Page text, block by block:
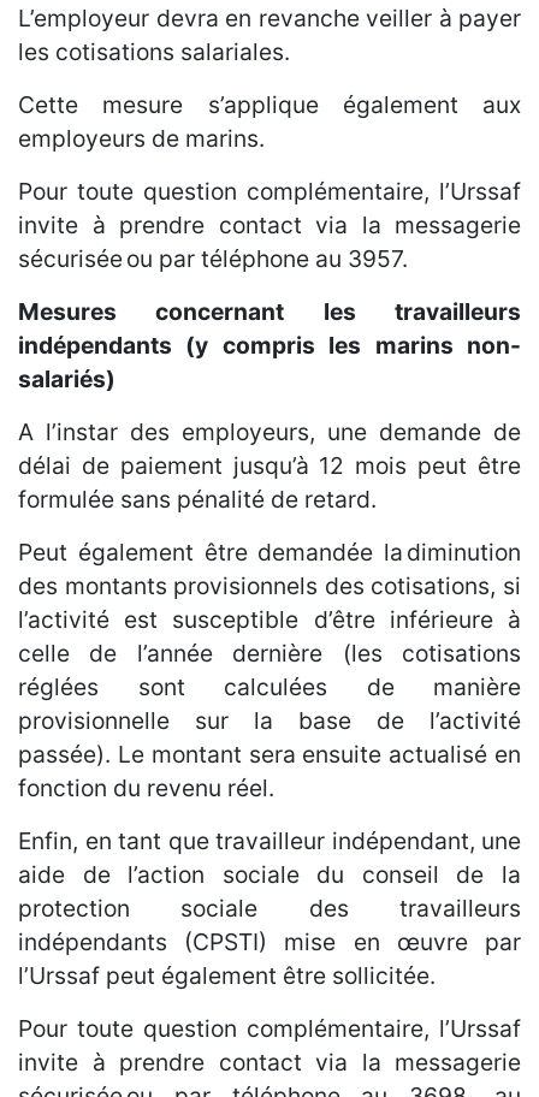
L’employeur devra en revanche veiller à payer
les cotisations salariales.
Cette mesure s’applique également aux
employeurs de marins.
Pour toute question complémentaire, l’Urssaf
invite à prendre contact via la messagerie
sécurisée ou par téléphone au 3957.
Mesures concernant les travailleurs
indépendants (y compris les marins non-
salariés)
A l’instar des employeurs, une demande de
délai de paiement jusqu’à 12 mois peut être
formulée sans pénalité de retard.
Peut également être demandée la diminution
des montants provisionnels des cotisations, si
l’activité est susceptible d’être inférieure à
celle de l’année dernière (les cotisations
réglées sont calculées de manière
provisionnelle sur la base de l’activité
passée). Le montant sera ensuite actualisé en
fonction du revenu réel.
Enfin, en tant que travailleur indépendant, une
aide de l’action sociale du conseil de la
protection sociale des travailleurs
indépendants (CPSTI) mise en œuvre par
l’Urssaf peut également être sollicitée.
Pour toute question complémentaire, l’Urssaf
invite à prendre contact via la messagerie